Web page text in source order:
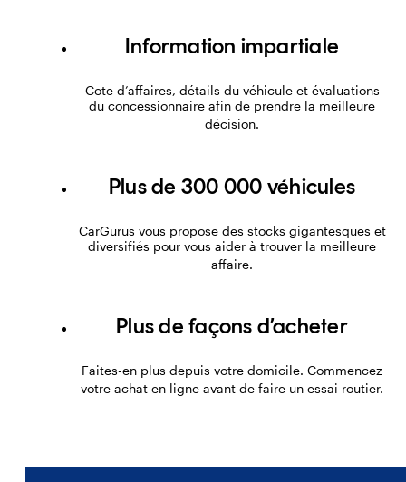
Information impartiale
Cote d’affaires, détails du véhicule et évaluations
du concessionnaire afin de prendre la meilleure
décision.
Plus de 300 000 véhicules
CarGurus vous propose des stocks gigantesques et
diversifiés pour vous aider à trouver la meilleure
affaire.
Plus de façons d’acheter
Faites-en plus depuis votre domicile. Commencez
votre achat en ligne avant de faire un essai routier.